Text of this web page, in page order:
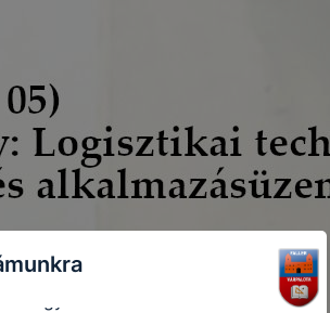
Önnek honlapunk
cookie-k
elhagyását követően is
mint visszatérő látogatót. A
adatot és csak a
együtt alkalmasak a felhasználó